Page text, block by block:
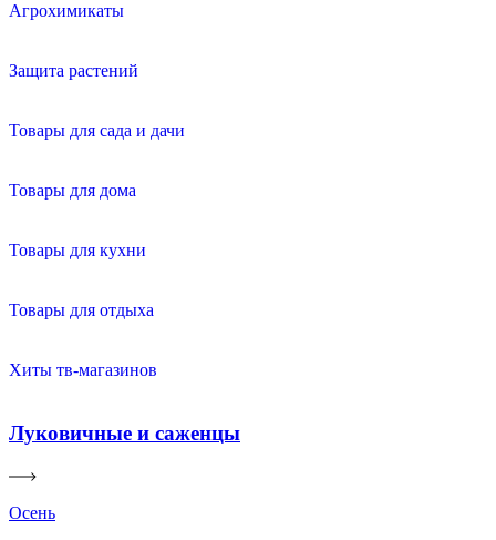
Агрохимикаты
Защита растений
Товары для сада и дачи
Товары для дома
Товары для кухни
Товары для отдыха
Хиты тв-магазинов
Луковичные и саженцы
Осень